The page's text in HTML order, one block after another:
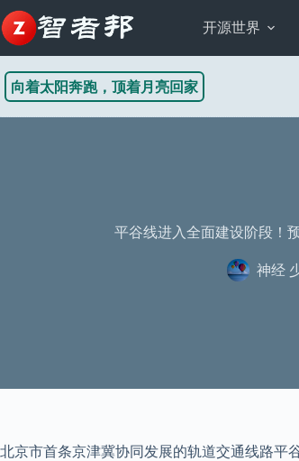
至
内
开源世界
向着太阳奔跑，顶着月亮回家
平谷线进入全面建设阶段！
神经
北京市首条京津冀协同发展的轨道交通线路平